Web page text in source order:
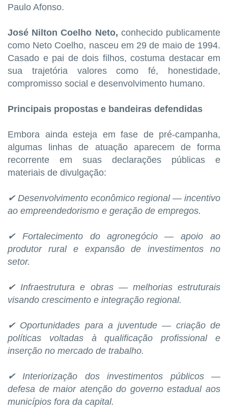
Paulo Afonso.
José Nilton Coelho Neto, conhecido publicamente
como Neto Coelho, nasceu em 29 de maio de 1994.
Casado e pai de dois filhos, costuma destacar em
sua trajetória valores como fé, honestidade,
compromisso social e desenvolvimento humano.
Principais propostas e bandeiras defendidas
Embora ainda esteja em fase de pré-campanha,
algumas linhas de atuação aparecem de forma
recorrente em suas declarações públicas e
materiais de divulgação:
✔ Desenvolvimento econômico regional — incentivo
ao empreendedorismo e geração de empregos.
✔ Fortalecimento do agronegócio — apoio ao
produtor rural e expansão de investimentos no
setor.
✔ Infraestrutura e obras — melhorias estruturais
visando crescimento e integração regional.
✔ Oportunidades para a juventude — criação de
políticas voltadas à qualificação profissional e
inserção no mercado de trabalho.
✔ Interiorização dos investimentos públicos —
defesa de maior atenção do governo estadual aos
municípios fora da capital.